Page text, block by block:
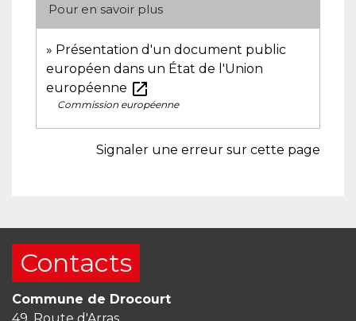
Pour en savoir plus
Présentation d'un document public
européen dans un État de l'Union
européenne open_in_new
Commission européenne
Signaler une erreur sur cette page
Contacts
Commune de Drocourt